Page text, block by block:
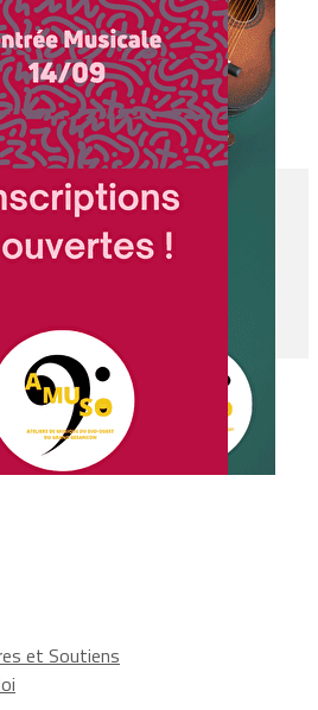
colonnes affichées
des réseaux sociaux
et Soutiens